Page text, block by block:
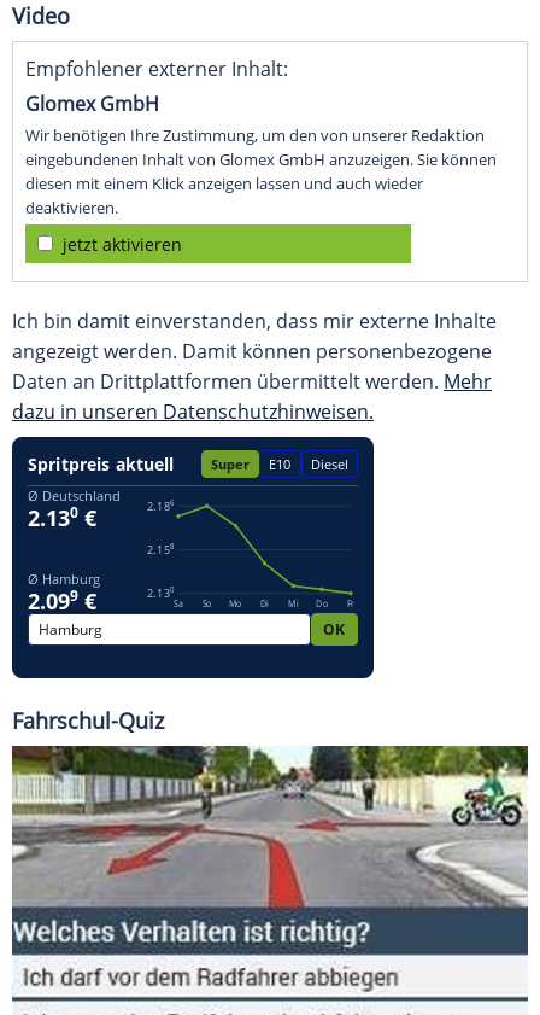
Video
Empfohlener externer Inhalt:
Glomex GmbH
Wir benötigen Ihre Zustimmung, um den von unserer Redaktion
eingebundenen Inhalt von Glomex GmbH anzuzeigen. Sie können
diesen mit einem Klick anzeigen lassen und auch wieder
deaktivieren.
jetzt aktivieren
Ich bin damit einverstanden, dass mir externe Inhalte
angezeigt werden. Damit können personenbezogene
Daten an Drittplattformen übermittelt werden. Mehr
dazu in unseren Datenschutzhinweisen.
Fahrschul-Quiz